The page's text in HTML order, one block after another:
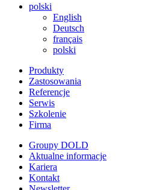
polski
English
Deutsch
français
polski
Produkty
Zastosowania
Referencje
Serwis
Szkolenie
Firma
Groupy DOLD
Aktualne informacje
Kariera
Kontakt